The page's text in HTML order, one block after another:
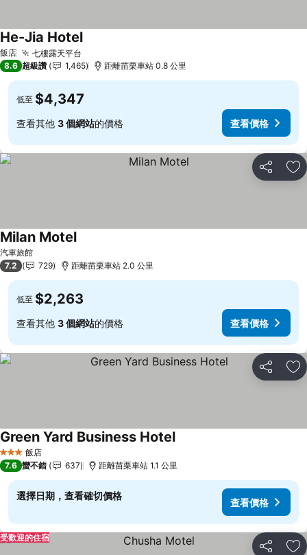
飯店 七樓露天平台
He-Jia Hotel查看價格
8.6 超級讚 1,465 距離苗栗車站 0.8 公里
低至 $4,347
查看其他 3 個網站的價格 查看價格
分享 加
汽車旅館
Milan Motel查看價格
7.2 729 距離苗栗車站 2.0 公里
低至 $2,263
查看其他 3 個網站的價格 查看價格
分享 加
3 星級 飯店
Green Yard Business Hotel查看價格
7.6 蠻不錯 637 距離苗栗車站 1.1 公里
選擇日期，查看確切價格
查看價格
分享
受歡迎的住宿